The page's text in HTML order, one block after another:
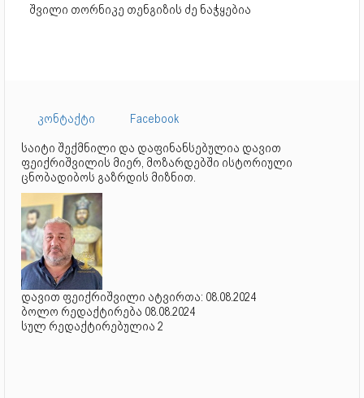
შვილი თორნიკე თენგიზის ძე ნაჭყებია
კონტაქტი
Facebook
საიტი შექმნილი და დაფინანსებულია დავით
ფეიქრიშვილის მიერ, მოზარდებში ისტორიული
ცნობადიბოს გაზრდის მიზნით.
დავით ფეიქრიშვილი ატვირთა: 08.08.2024
ბოლო რედაქტირება 08.08.2024
სულ რედაქტირებულია 2